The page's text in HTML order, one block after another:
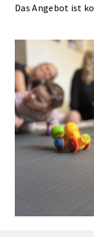
Das Angebot ist